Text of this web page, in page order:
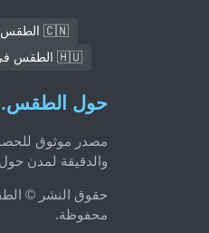
🇨🇳 الطقس في Lianyungang
🇭🇺 الطقس في بودابست
حول الطقس.online
مصدر موثوق
والدقيقة لمدن حول
محفوظة.